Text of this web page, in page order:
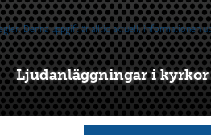
Ljudanläggningar i